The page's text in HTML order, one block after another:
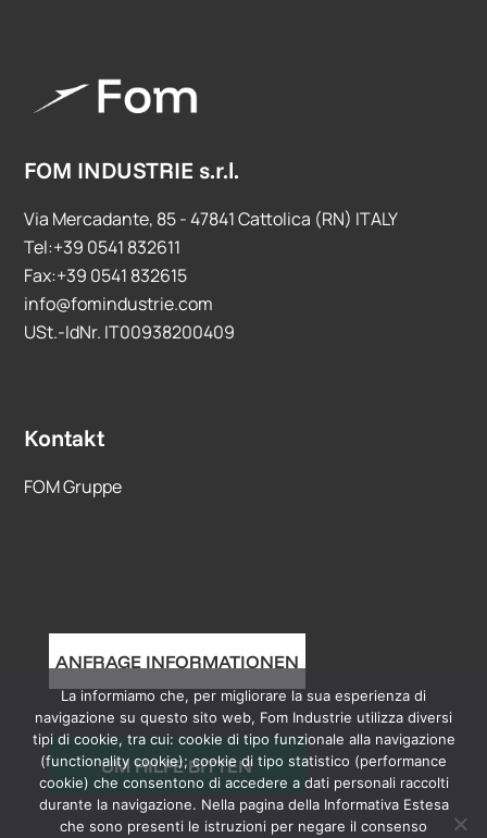
FOM INDUSTRIE s.r.l.
Via Mercadante, 85 - 47841 Cattolica (RN) ITALY
Tel:+39 0541 832611
Fax:+39 0541 832615
info@fomindustrie.com
USt.-IdNr. IT00938200409
Kontakt
FOM Gruppe
ANFRAGE INFORMATIONEN
UM HILFE BITTEN
La informiamo che, per migliorare la sua esperienza di
navigazione su questo sito web, Fom Industrie utilizza diversi
tipi di cookie, tra cui: cookie di tipo funzionale alla navigazione
(functionality cookie); cookie di tipo statistico (performance
cookie) che consentono di accedere a dati personali raccolti
durante la navigazione. Nella pagina della Informativa Estesa
che sono presenti le istruzioni per negare il consenso